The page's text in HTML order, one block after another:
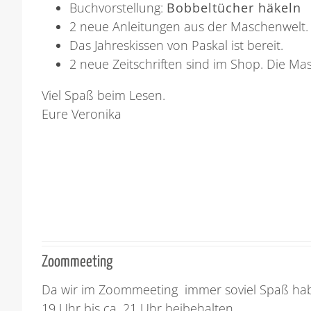
Buchvorstellung: Bobbeltücher häkeln
2 neue Anleitungen aus der
Das Jahreskissen von Paskal ist bereit.
2 neue Zeitschriften sind im Shop. Die
Viel Spaß beim Lesen.
Eure Veronika
Zoommeeting
Da wir im Zoommeeting immer soviel Spaß